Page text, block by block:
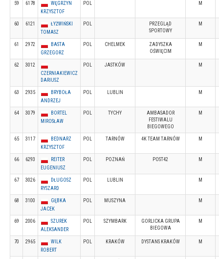
59 6178
WĘGRZYN
KRZYSZTOF
POL M
60 6121
ŁYŻWIŃSKI
TOMASZ
POL
PRZEGLĄD
SPORTOWY
M
61 2972
BASTA
GRZEGORZ
POL CHELMEK
ZADYSZKA
OŚWIĘCIM
M
62
3012
CZERNIAKIEWICZ
DARIUSZ
POL JASTKÓW M
63 2935
BRYBOŁA
ANDRZEJ
POL LUBLIN M
64 3079
BORTEL
MIROSŁAW
POL TYCHY
AMBASADOR
FESTIWALU
BIEGOWEGO
M
65 3117
BEDNARZ
KRZYSZTOF
POL TARNÓW 4K TEAM TARNÓW M
66 6293
REITER
EUGENIUSZ
POL POZNAŃ POST42 M
67 3026
DŁUGOSZ
RYSZARD
POL LUBLIN M
68 3100
GĘBKA
JACEK
POL MUSZYNA M
69 2006
SZUREK
ALEKSANDER
POL SZYMBARK
GORLICKA GRUPA
BIEGOWA
M
70 2965
WILK
ROBERT
POL KRAKÓW DYSTANS KRAKÓW M